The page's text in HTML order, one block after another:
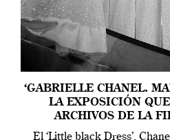
‘GABRIELLE CHANEL.
LA EXPOSICIÓN
ARCHIVOS DE LA
El ‘Little black Dress’,